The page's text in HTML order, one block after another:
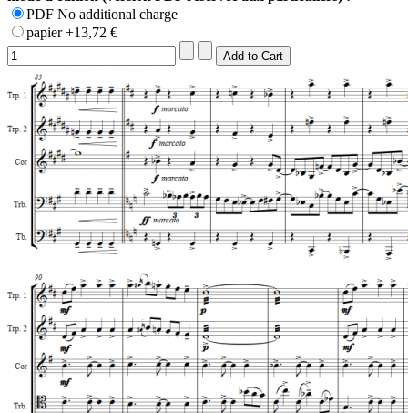
PDF No additional charge
papier +13,72 €